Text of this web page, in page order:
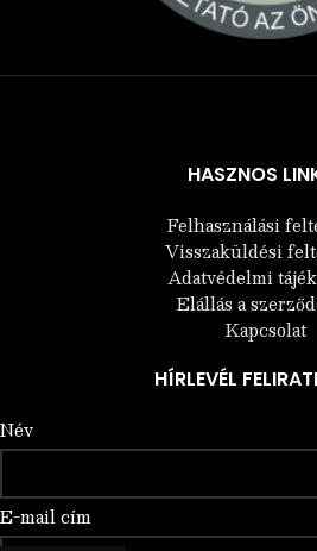
HASZNOS
Felhasználási
Visszaküldési
Adatvédelmi
Elállás a
Kapcsolat
HÍRLEVÉL
Név
E-mail cím